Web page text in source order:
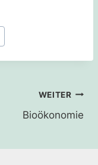
WEITER
Bioökonomie